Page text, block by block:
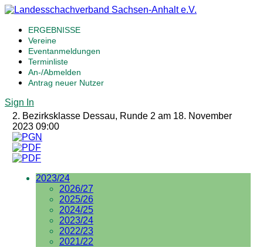
ERGEBNISSE
Vereine
Eventanmeldungen
Terminliste
An-/Abmelden
Antrag neuer Nutzer
Sign In
2. Bezirksklasse Dessau, Runde 2 am 18. November
2023 09:00
2023/24
2026/27
2025/26
2024/25
2023/24
2022/23
2021/22